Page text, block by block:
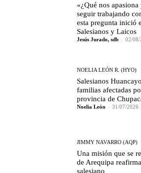
«¿Qué nos
seguir trabajando
esta pregunta inició
Salesianos y Laicos
Jesús Jurado, sdb - 02/08/
NOELIA LEÓN R. (HYO)
Salesianos
familias afectadas
provincia de
Noelia León - 31/07/2026
JIMMY NAVARRO (AQP)
Una misión que se
de Arequipa
salesiano